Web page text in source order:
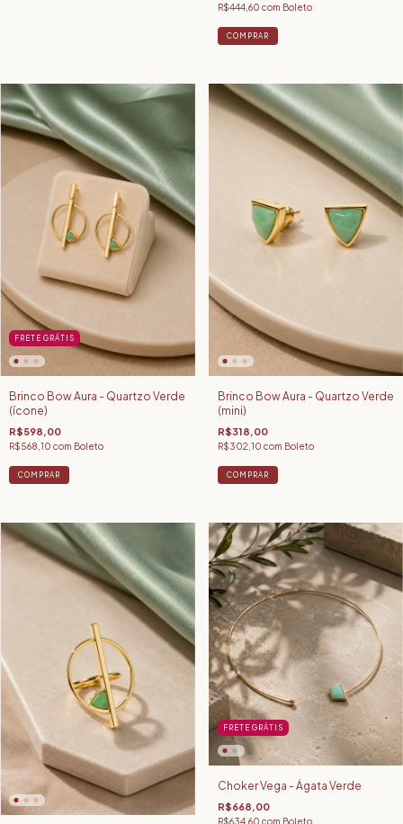
R$444,60 com Boleto
FRETE GRÁTIS
Brinco Bow Aura - Quartzo Verde
(ícone)
R$598,00
R$568,10 com Boleto
Brinco Bow Aura - Quartzo Verde
(mini)
R$318,00
R$302,10 com Boleto
FRETE GRÁTIS
Choker Vega - Ágata Verde
R$668,00
R$634,60 com Boleto